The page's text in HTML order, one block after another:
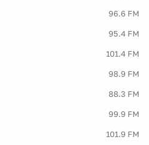
96.6 FM
95.4 FM
101.4 FM
98.9 FM
88.3 FM
99.9 FM
101.9 FM